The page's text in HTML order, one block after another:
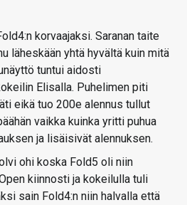
korvaajaksi. Saranan taite
läheskään yhtä hyvältä kuin mitä
tuntui aidosti
Elisalla. Puhelimen piti
eikä tuo 200e alennus tullut
vaikka kuinka yritti puhua
ja lisäisivät alennuksen.
ohi koska Fold5 oli niin
kiinnosti ja kokeilulla tuli
sain Fold4:n niin halvalla että